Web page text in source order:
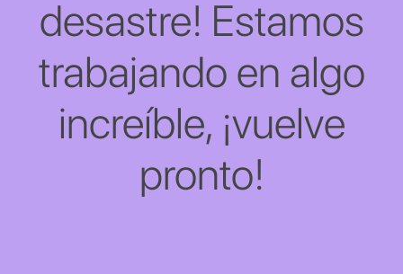
desastre! Estamos
trabajando en algo
increíble, ¡vuelve
pronto!